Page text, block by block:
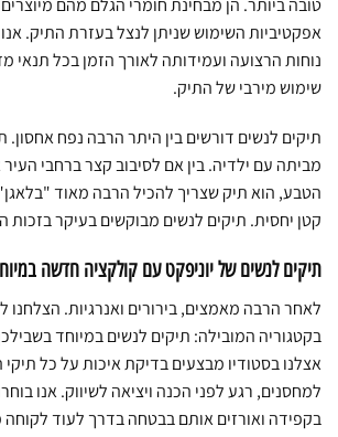
אפקטיביות השימוש שניתן לנצל בעזרת התיק.
נוחות הרצועה ועמידותה לאורך הזמן בכל תנאי
שימוש מירבי של התיק.
תיקים לנשים דורשים בין היתר הרבה נפח אחסון.
מביתה עם ילדיה. בין אם לסיבוב קצר ברחבי העיר
הטבע, הוא תיק שצריך להכיל הרבה מאוד
קטן יחסית. תיקים לנשים מבוקשים בעיקר בזכות
תיקים לנשים של יוניפקט עם קולקציה חדשה
לאחר הרבה מאמצים, בירורים ואנרגיות. הצלחנו
בקטגוריה המובילה: תיקים לנשים במיוחד
אצלנו בסטודיו מבצעים בדיקת איכות על כל תיקי
למחסנים, רגע לפני הכנה ויציאה לשיווק. אנו
בקפידה ואורזים אותם בבטחה בדרך לעוד